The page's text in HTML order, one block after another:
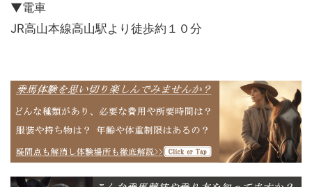
▼電車
JR高山本線高山駅より徒歩約１０分